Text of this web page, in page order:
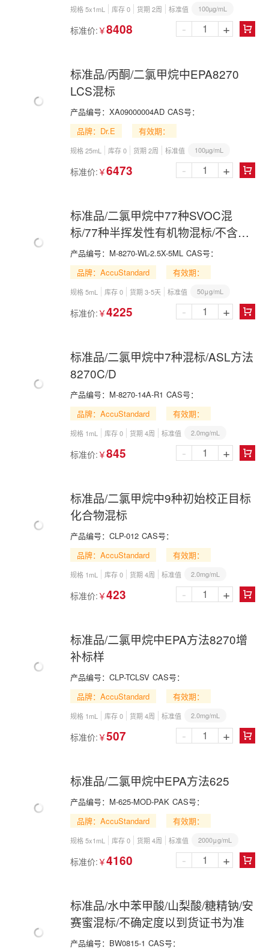
规格 5x1mL 库存 0 货期 2周 标准值 100µg/mL
标准价: ￥8408 
- +
标准品/丙酮/二氯甲烷中EPA8270
LCS混标
产品编号： XA09000004AD CAS号：
品牌：Dr.E
有效期：
规格 25mL 库存 0 货期 2周 标准值 100µg/mL
标准价: ￥6473 
- +
标准品/二氯甲烷中77种SVOC混
标/77种半挥发性有机物混标/不含内
标/EPA8270
产品编号： M-8270-WL-2.5X-5ML CAS号：
品牌：AccuStandard
有效期：
规格 5mL 库存 0 货期 3-5天 标准值 50μg/mL
标准价: ￥4225 
- +
标准品/二氯甲烷中7种混标/ASL方法
8270C/D
产品编号： M-8270-14A-R1 CAS号：
品牌：AccuStandard
有效期：
规格 1mL 库存 0 货期 4周 标准值 2.0mg/mL
标准价: ￥845 
- +
标准品/二氯甲烷中9种初始校正目标
化合物混标
产品编号： CLP-012 CAS号：
品牌：AccuStandard
有效期：
规格 1mL 库存 0 货期 4周 标准值 2.0mg/mL
标准价: ￥423 
- +
标准品/二氯甲烷中EPA方法8270增
补标样
产品编号： CLP-TCLSV CAS号：
品牌：AccuStandard
有效期：
规格 1mL 库存 0 货期 4周 标准值 2.0mg/mL
标准价: ￥507 
- +
标准品/二氯甲烷中EPA方法625
产品编号： M-625-MOD-PAK CAS号：
品牌：AccuStandard
有效期：
规格 5x1mL 库存 0 货期 4周 标准值 2000μg/mL
标准价: ￥4160 
- +
标准品/水中苯甲酸/山梨酸/糖精钠/安
赛蜜混标/不确定度以到货证书为准
产品编号： BW0815-1 CAS号：